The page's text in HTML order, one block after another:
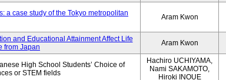
a case study of the Tokyo metropolitan
Aram Kwon
and Educational Attainment Affect Life
from Japan
Aram Kwon
High School Students’ Choice of
or STEM fields
Hachiro UCHIYAMA,
Nami SAKAMOTO,
Hiroki INOUE